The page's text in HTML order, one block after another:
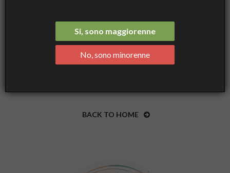
BACK TO HOME
Si, sono maggiorenne
No, sono minorenne